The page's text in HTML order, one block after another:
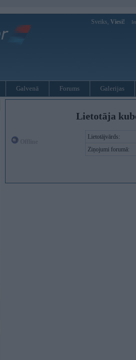
Sveiks, Viesi!
Galvenā Forums Galerijas
Lietotāja
Lietotājvārds:
Ziņojumi forumā: